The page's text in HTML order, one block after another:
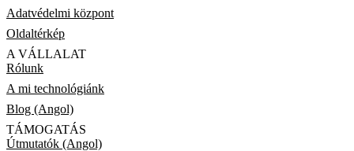
Adatvédelmi központ
Oldaltérkép
A VÁLLALAT
Rólunk
A mi technológiánk
Blog (Angol)
TÁMOGATÁS
Útmutatók (Angol)